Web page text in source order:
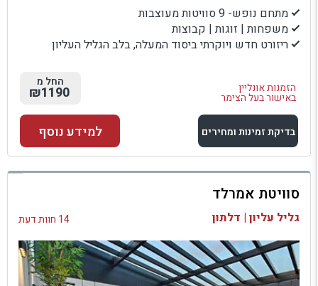
מתחם נופש- 9 סוויטות מעוצבות
משפחות | זוגות | קבוצות
ריזורט חדש ויוקרתי ביסוד המעלה, בלב הגליל העליון
הזמנות אונליין
באישור בעל הצימר
החל מ
₪1190
בדיקת זמינות ומחירים
למתחם זה
בדיקת זמינות ומחירים
למידע נוסף
סוויטת אמרלד
גליל עליון | דלתון 14 חוות דעת